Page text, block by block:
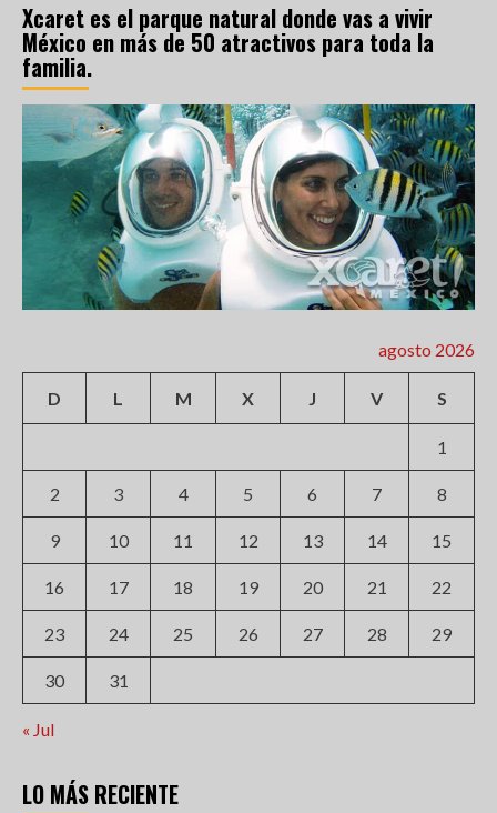
Xcaret es el parque natural donde vas a vivir
México en más de 50 atractivos para toda la
familia.
agosto 2026
D L M X J V S
1
2 3 4 5 6 7 8
9 10 11 12 13 14 15
16 17 18 19 20 21 22
23 24 25 26 27 28 29
30 31
« Jul
LO MÁS RECIENTE